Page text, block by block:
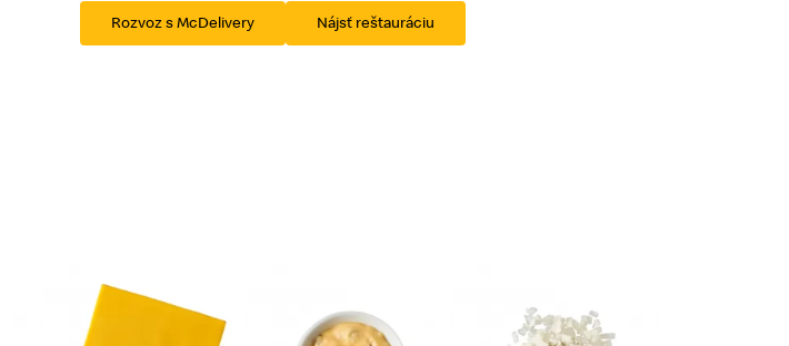
Rozvoz s McDelivery Nájsť reštauráciu